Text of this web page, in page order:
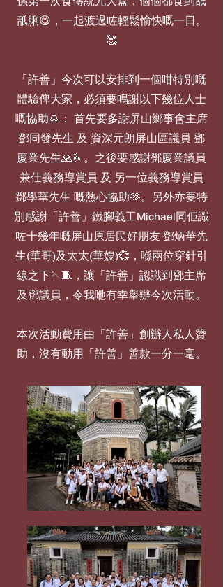
舐脷😋，一起渡過咗輕鬆愉快嘅一日。
🥰
「許善」今次可以安排到一個咁特別嘅
體驗俾大家，必須要鳴謝以下幾位人士
嘅協助🙏： 首先要多謝屏山鄉事會主席
鄧同發先生 及 資深元朗屏山區議員 鄧
慶業先生🙏🫰。之後要感謝鄧慶業議員
兼仕義務導賞員 及 另一位義務導賞員
鄧學華先生 嘅熱心協助🫶。另外亦要特
別感謝「許善」鐵腳義工Michael同佢識
咗十幾年嘅屏山原居民好朋友 鄧炳華先
生(華哥)及太太(華嫂)💞，喺兩位穿針引
線之下🪡🧵，讓「許善」認識到鄧主席
及鄧議員，令我咃有幸舉辦今次活動。
本次活動費用由「許善」創辦人私人贊
助，沒有動用「許善」善款一分一毫。